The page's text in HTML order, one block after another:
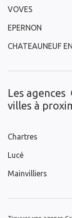
VOVES
EPERNON
CHATEAUNEUF
Les agences
villes à
Chartres
Lucé
Mainvilliers